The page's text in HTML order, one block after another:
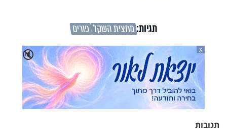
תגיות:מחצית השקל פורים
🔇
X
תגובות